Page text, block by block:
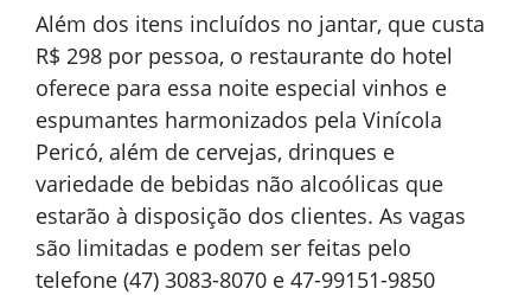
Além dos itens incluídos no jantar, que custa
R$ 298 por pessoa, o restaurante do hotel
oferece para essa noite especial vinhos e
espumantes harmonizados pela Vinícola
Pericó, além de cervejas, drinques e
variedade de bebidas não alcoólicas que
estarão à disposição dos clientes. As vagas
são limitadas e podem ser feitas pelo
telefone (47) 3083-8070 e 47-99151-9850